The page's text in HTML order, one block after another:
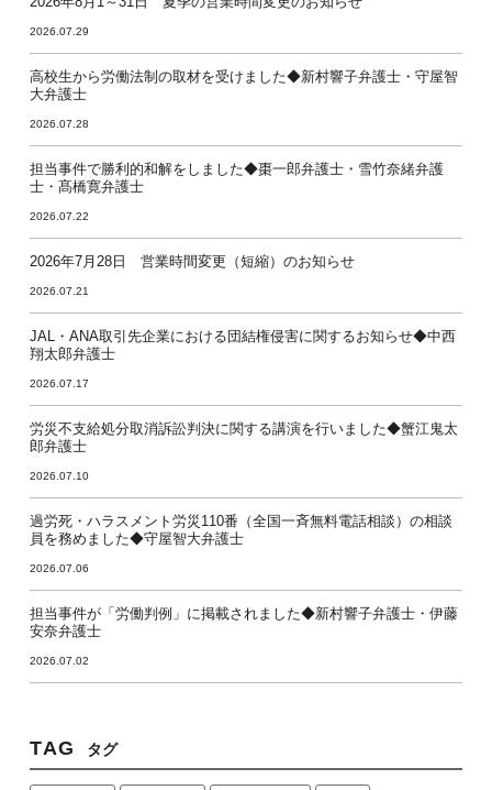
2026.07.29
高校生から労働法制の取材を受けました◆新村響子弁護士・守屋智
大弁護士
2026.07.28
担当事件で勝利的和解をしました◆棗一郎弁護士・雪竹奈緒弁護
士・髙橋寛弁護士
2026.07.22
2026年7月28日 営業時間変更（短縮）のお知らせ
2026.07.21
JAL・ANA取引先企業における団結権侵害に関するお知らせ◆中西
翔太郎弁護士
2026.07.17
労災不支給処分取消訴訟判決に関する講演を行いました◆蟹江鬼太
郎弁護士
2026.07.10
過労死・ハラスメント労災110番（全国一斉無料電話相談）の相談
員を務めました◆守屋智大弁護士
2026.07.06
担当事件が「労働判例」に掲載されました◆新村響子弁護士・伊藤
安奈弁護士
2026.07.02
TAG タグ